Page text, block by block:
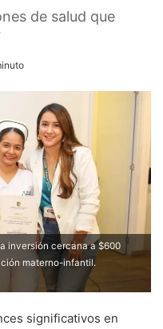
de salud que
inversión cercana a $600
materno-infantil.
significativos en